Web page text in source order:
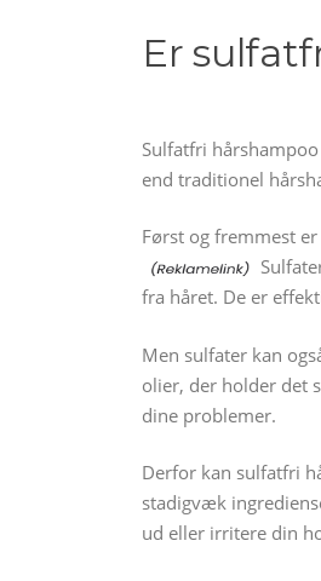
Er
Sulfatfri
end traditionel
Først og fremmest
fra håret. De er
Men sulfater kan
olier, der holder det
dine problemer.
Derfor kan sulfatfri
stadigvæk
ud eller irritere din